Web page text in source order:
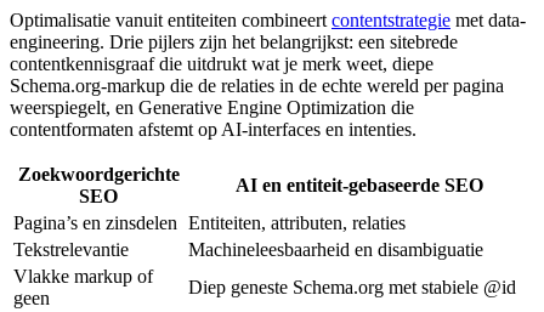
Optimalisatie vanuit entiteiten combineert contentstrategie met data-
engineering. Drie pijlers zijn het belangrijkst: een sitebrede
contentkennisgraaf die uitdrukt wat je merk weet, diepe
Schema.org-markup die de relaties in de echte wereld per pagina
weerspiegelt, en Generative Engine Optimization die
contentformaten afstemt op AI-interfaces en intenties.
Zoekwoordgerichte
SEO
AI en entiteit-gebaseerde SEO
Pagina’s en zinsdelen Entiteiten, attributen, relaties
Tekstrelevantie
Machineleesbaarheid en disambiguatie
Vlakke markup of
geen
Diep geneste Schema.org met stabiele @id